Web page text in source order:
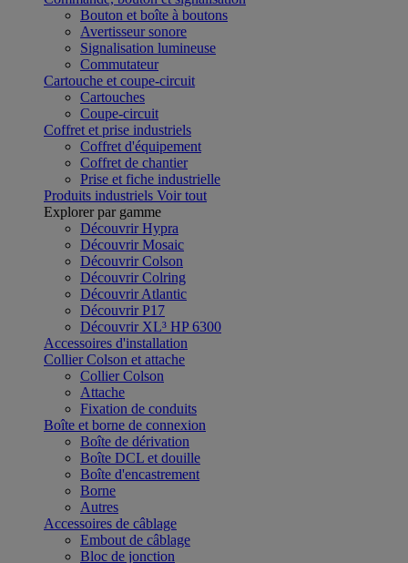
Bouton et boîte à boutons
Avertisseur sonore
Signalisation lumineuse
Commutateur
Cartouche et coupe-circuit
Cartouches
Coupe-circuit
Coffret et prise industriels
Coffret d'équipement
Coffret de chantier
Prise et fiche industrielle
Produits industriels Voir tout
Explorer par gamme
Découvrir Hypra
Découvrir Mosaic
Découvrir Colson
Découvrir Colring
Découvrir Atlantic
Découvrir P17
Découvrir XL³ HP 6300
Accessoires d'installation
Collier Colson et attache
Collier Colson
Attache
Fixation de conduits
Boîte et borne de connexion
Boîte de dérivation
Boîte DCL et douille
Boîte d'encastrement
Borne
Autres
Accessoires de câblage
Embout de câblage
Bloc de jonction